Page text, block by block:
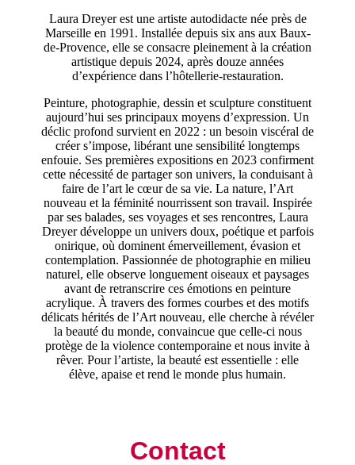
Laura Dreyer est une artiste autodidacte née près de
Marseille en 1991. Installée depuis six ans aux Baux-
de-Provence, elle se consacre pleinement à la création
artistique depuis 2024, après douze années
d’expérience dans l’hôtellerie-restauration.
Peinture, photographie, dessin et sculpture constituent
aujourd’hui ses principaux moyens d’expression. Un
déclic profond survient en 2022 : un besoin viscéral de
créer s’impose, libérant une sensibilité longtemps
enfouie. Ses premières expositions en 2023 confirment
cette nécessité de partager son univers, la conduisant à
faire de l’art le cœur de sa vie. La nature, l’Art
nouveau et la féminité nourrissent son travail. Inspirée
par ses balades, ses voyages et ses rencontres, Laura
Dreyer développe un univers doux, poétique et parfois
onirique, où dominent émerveillement, évasion et
contemplation. Passionnée de photographie en milieu
naturel, elle observe longuement oiseaux et paysages
avant de retranscrire ces émotions en peinture
acrylique. À travers des formes courbes et des motifs
délicats hérités de l’Art nouveau, elle cherche à révéler
la beauté du monde, convaincue que celle-ci nous
protège de la violence contemporaine et nous invite à
rêver. Pour l’artiste, la beauté est essentielle : elle
élève, apaise et rend le monde plus humain.
Contact